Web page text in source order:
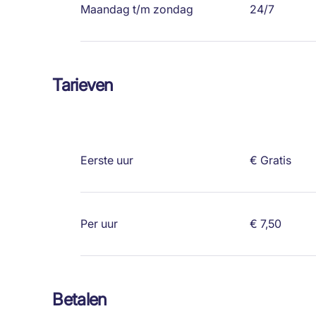
Maandag t/m zondag 24/7
Tarieven
Eerste uur € Gratis
Per uur € 7,50
Betalen